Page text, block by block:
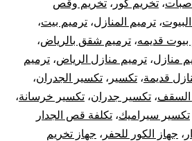
صبات، تخريم كور ، تخريم وقص
، ترميم المنازل، ترميم بيت،
بيوت قديمه، ترميم شقق بالرياض،
منازل، ترميم منازل الرياض، ترميم
قديمة، تكسير ، تكسير الجدران،
السقف، تكسير جدران، تكسير خرسانة،
تكسير سيراميك، تكلفة قص الجدار
، جهاز الكور للحفر ، جهاز تخريم